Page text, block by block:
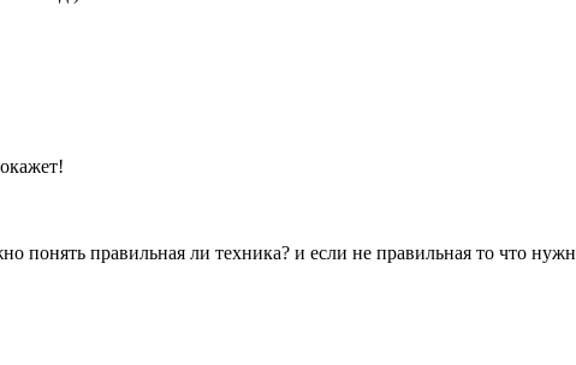
понять правильная ли техника? и если не правильная то что